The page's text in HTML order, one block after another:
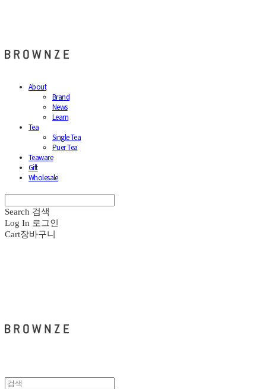
About
Brand
News
Learn
Tea
Single Tea
Puer Tea
Teaware
Gift
Wholesale
Search 검색
Log In 로그인
Cart장바구니